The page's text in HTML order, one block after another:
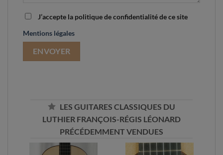
J’accepte la politique de confidentialité de ce site
Mentions légales
LES GUITARES CLASSIQUES DU
LUTHIER FRANÇOIS-RÉGIS LÉONARD
PRÉCÉDEMMENT VENDUES